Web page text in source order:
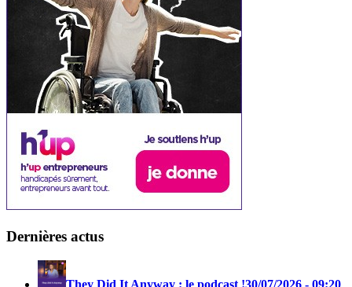
Dernières actus
They Did It Anyway : le podcast !30/07/2026 - 09:20